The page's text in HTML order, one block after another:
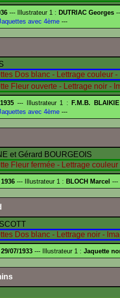
--- Illustrateur 1 : DUTRIAC Georges
avec 4ème ---
1935 --- Illustrateur 1 : F.M.B.
avec 4ème ---
et Gérard BOURGEOIS
1936 --- Illustrateur 1 : BLOCH Marcel ---
29/07/1933 --- Illustrateur 1 : Jaquette